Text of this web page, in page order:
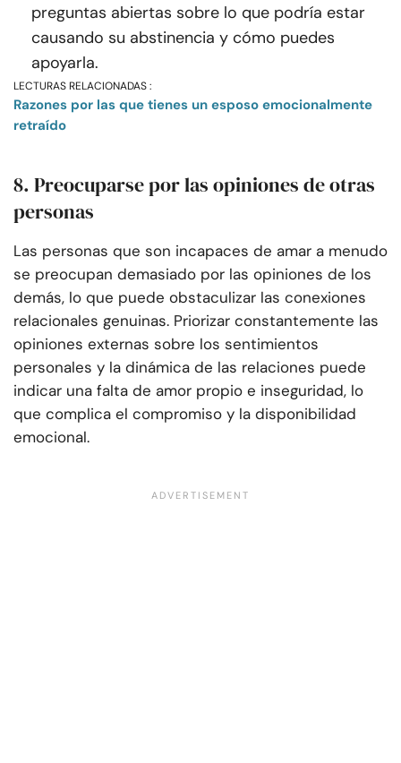
preguntas abiertas sobre lo que podría estar
causando su abstinencia y cómo puedes
apoyarla.
LECTURAS RELACIONADAS :
Razones por las que tienes un esposo emocionalmente
retraído
8. Preocuparse por las opiniones de otras
personas
Las personas que son incapaces de amar a menudo
se preocupan demasiado por las opiniones de los
demás, lo que puede obstaculizar las conexiones
relacionales genuinas. Priorizar constantemente las
opiniones externas sobre los sentimientos
personales y la dinámica de las relaciones puede
indicar una falta de amor propio e inseguridad, lo
que complica el compromiso y la disponibilidad
emocional.